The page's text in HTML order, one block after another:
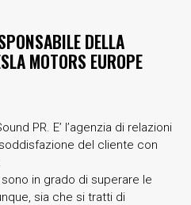
DELLA
MOTORS EUROPE
PR. E’ l’agenzia di relazioni
del cliente con
in grado di superare le
sia che si tratti di